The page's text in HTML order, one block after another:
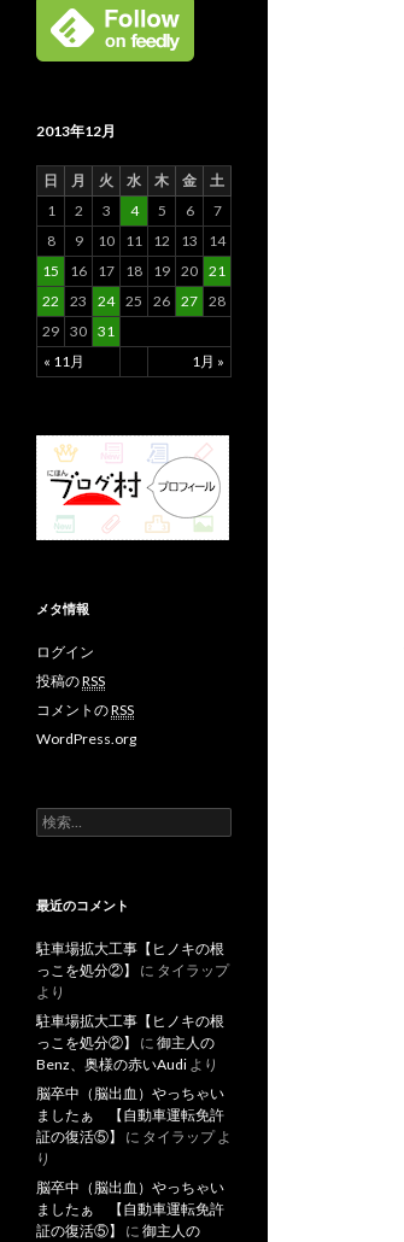
2013年12月
日 月 火 水 木 金 土
« 11月 1月 »
1 2 3 4 5 6
7
8
9 10 11 12 13
14
15
16 17 18 19 20 21
22
23 24 25 26 27 28
29 30 31
メタ情報
ログイン
投稿のRSS
コメントのRSS
WordPress.org
検
索
最近のコメント
駐車場拡大工事【ヒノキの根
っこを処分②】
に タイラップ
より
駐車場拡大工事【ヒノキの根
っこを処分②】
に 御主人の
Benz、奥様の赤いAudi より
脳卒中（脳出血）やっちゃい
ましたぁ 【自動車運転免許
証の復活⑤】
に タイラップよ
り
脳卒中（脳出血）やっちゃい
ましたぁ 【自動車運転免許
証の復活⑤】
に 御主人の